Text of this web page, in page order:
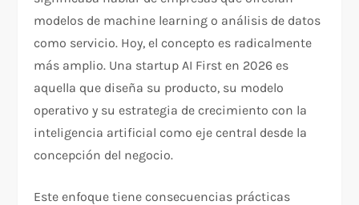
modelos de machine learning o análisis de datos
como servicio. Hoy, el concepto es radicalmente
más amplio. Una startup AI First en 2026 es
aquella que diseña su producto, su modelo
operativo y su estrategia de crecimiento con la
inteligencia artificial como eje central desde la
concepción del negocio.
Este enfoque tiene consecuencias prácticas